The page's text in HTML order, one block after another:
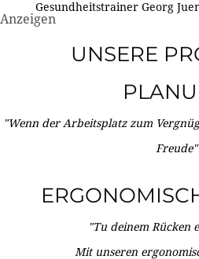
Gesundheitstrainer Georg
Anzeigen
UNSERE
"Wenn der Arbeitsplatz zum
Freude"
"Tu deinem Rücken
Mit unseren